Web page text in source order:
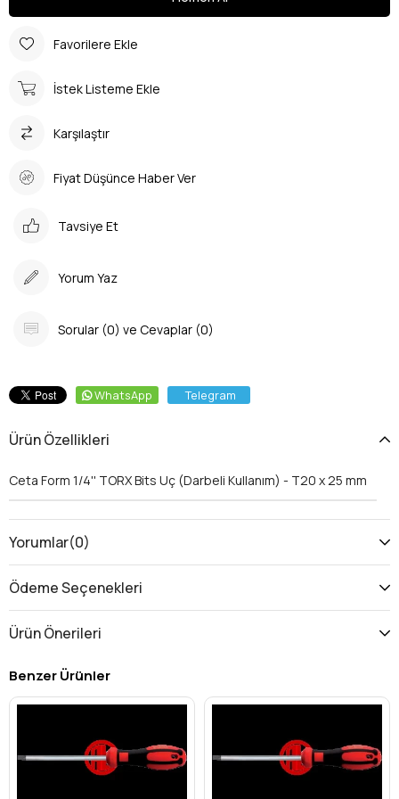
Favorilere Ekle
İstek Listeme Ekle
Karşılaştır
Fiyat Düşünce Haber Ver
Tavsiye Et
Yorum Yaz
Sorular (0) ve Cevaplar (0)
WhatsApp Telegram
Ürün Özellikleri
Ceta Form 1/4'' TORX Bits Uç (Darbeli Kullanım) - T20 x 25 mm
Yorumlar(0)
Ödeme Seçenekleri
Ürün Önerileri
Benzer Ürünler